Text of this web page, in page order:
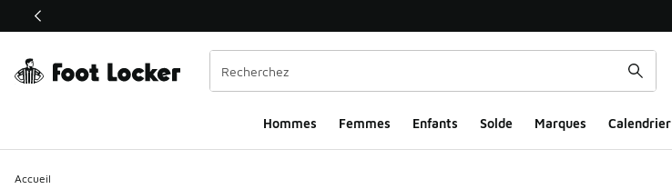
Ce lien s’ouvrira dans une nouvelle fenêtre
Hommes Femmes Enfants Solde Marques Calendrier
Accueil